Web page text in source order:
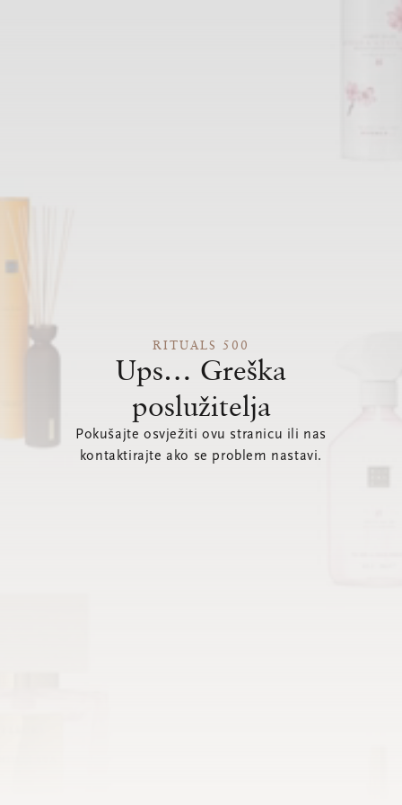
RITUALS 500
Ups… Greška
poslužitelja
Pokušajte osvježiti ovu stranicu ili nas
kontaktirajte ako se problem nastavi.